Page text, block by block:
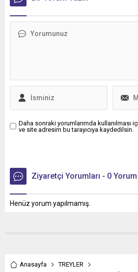
Daha sonraki yorumlarımda kullanılması
ve site adresim bu tarayıcıya kaydedilsin.
Ziyaretçi Yorumları - 0 Yorum
Henüz yorum yapılmamış.
Anasayfa
TREYLER